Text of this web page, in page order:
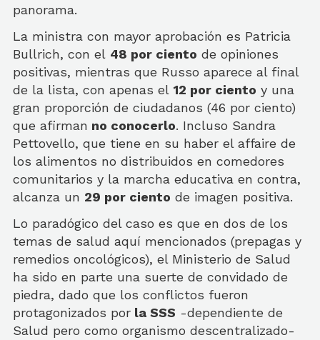
panorama.
La ministra con mayor aprobación es Patricia
Bullrich, con el 48 por ciento de opiniones
positivas, mientras que Russo aparece al final
de la lista, con apenas el 12 por ciento y una
gran proporción de ciudadanos (46 por ciento)
que afirman no conocerlo. Incluso Sandra
Pettovello, que tiene en su haber el affaire de
los alimentos no distribuidos en comedores
comunitarios y la marcha educativa en contra,
alcanza un 29 por ciento de imagen positiva.
Lo paradógico del caso es que en dos de los
temas de salud aquí mencionados (prepagas y
remedios oncológicos), el Ministerio de Salud
ha sido en parte una suerte de convidado de
piedra, dado que los conflictos fueron
protagonizados por la SSS -dependiente de
Salud pero como organismo descentralizado-